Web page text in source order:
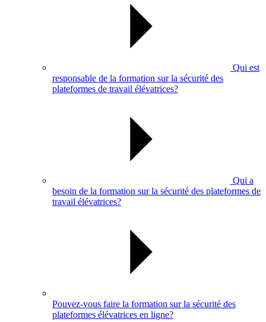
Qui est
responsable de la formation sur la sécurité des
plateformes de travail élévatrices?
Qui a
besoin de la formation sur la sécurité des plateformes de
travail élévatrices?
Pouvez-vous faire la formation sur la sécurité des
plateformes élévatrices en ligne?